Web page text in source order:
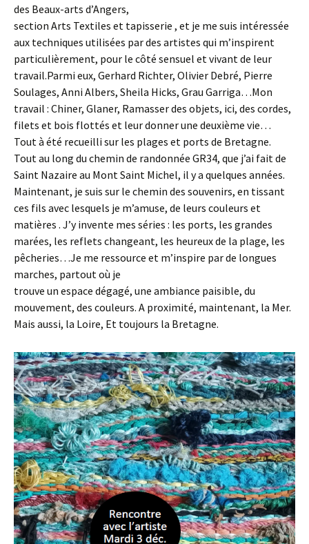
des Beaux-arts d’Angers,
section Arts Textiles et tapisserie , et je me suis intéressée
aux techniques utilisées par des artistes qui m’inspirent
particulièrement, pour le côté sensuel et vivant de leur
travail.Parmi eux, Gerhard Richter, Olivier Debré, Pierre
Soulages, Anni Albers, Sheila Hicks, Grau Garriga…Mon
travail : Chiner, Glaner, Ramasser des objets, ici, des cordes,
filets et bois flottés et leur donner une deuxième vie…
Tout à été recueilli sur les plages et ports de Bretagne.
Tout au long du chemin de randonnée GR34, que j’ai fait de
Saint Nazaire au Mont Saint Michel, il y a quelques années.
Maintenant, je suis sur le chemin des souvenirs, en tissant
ces fils avec lesquels je m’amuse, de leurs couleurs et
matières . J’y invente mes séries : les ports, les grandes
marées, les reflets changeant, les heureux de la plage, les
pêcheries…Je me ressource et m’inspire par de longues
marches, partout où je
trouve un espace dégagé, une ambiance paisible, du
mouvement, des couleurs. A proximité, maintenant, la Mer.
Mais aussi, la Loire, Et toujours la Bretagne.